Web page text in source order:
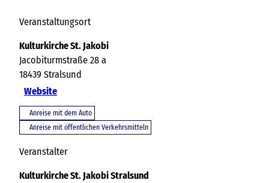
Veranstaltungsort
Kulturkirche St. Jakobi
Jacobiturmstraße 28 a
18439 Stralsund
Website
Anreise mit dem Auto
Anreise mit öffentlichen Verkehrsmitteln
Veranstalter
Kulturkirche St. Jakobi Stralsund